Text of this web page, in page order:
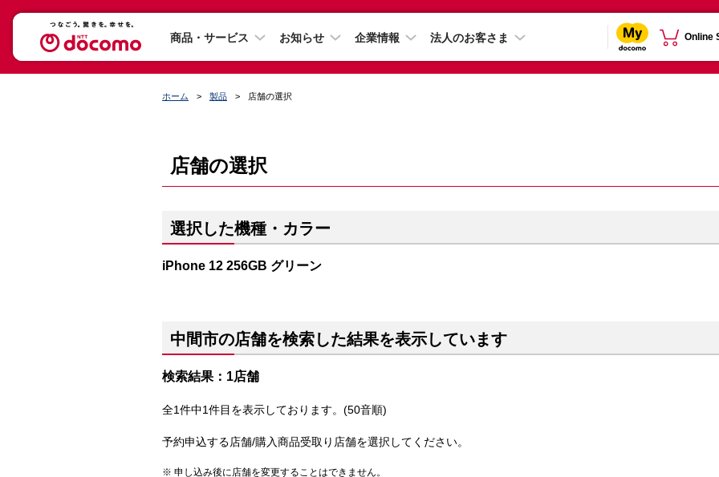
商品・サービス お知らせ 企業情報 法人のお客さま Online
ホーム 製品 店舗の選択
店舗の選択
選択した機種・カラー
iPhone 12 256GB グリーン
中間市の店舗を検索した結果を表示しています
検索結果：1店舗
全1件中1件目を表示しております。(50音順)
予約申込する店舗/購入商品受取り店舗を選択してください。
申し込み後に店舗を変更することはできません。